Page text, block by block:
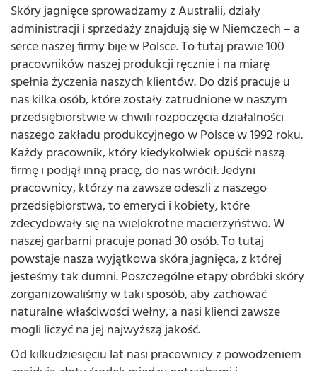
Skóry jagnięce sprowadzamy z Australii, działy
administracji i sprzedaży znajdują się w Niemczech – a
serce naszej firmy bije w Polsce. To tutaj prawie 100
pracowników naszej produkcji ręcznie i na miarę
spełnia życzenia naszych klientów. Do dziś pracuje u
nas kilka osób, które zostały zatrudnione w naszym
przedsiębiorstwie w chwili rozpoczęcia działalności
naszego zakładu produkcyjnego w Polsce w 1992 roku.
Każdy pracownik, który kiedykolwiek opuścił naszą
firmę i podjął inną pracę, do nas wrócił. Jedyni
pracownicy, którzy na zawsze odeszli z naszego
przedsiębiorstwa, to emeryci i kobiety, które
zdecydowały się na wielokrotne macierzyństwo. W
naszej garbarni pracuje ponad 30 osób. To tutaj
powstaje nasza wyjątkowa skóra jagnięca, z której
jesteśmy tak dumni. Poszczególne etapy obróbki skóry
zorganizowaliśmy w taki sposób, aby zachować
naturalne właściwości wełny, a nasi klienci zawsze
mogli liczyć na jej najwyższą jakość.
Od kilkudziesięciu lat nasi pracownicy z powodzeniem